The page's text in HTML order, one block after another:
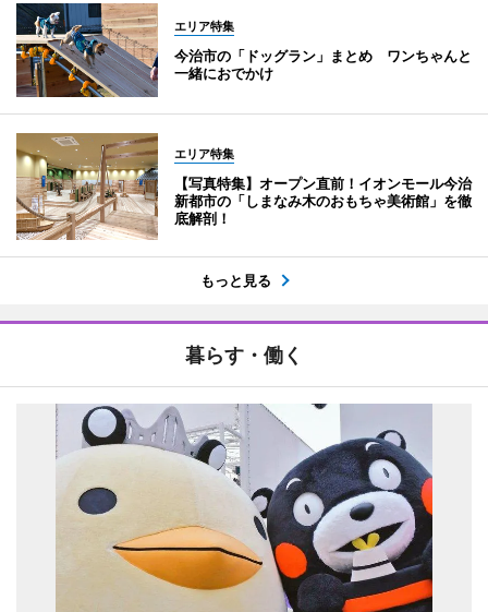
エリア特集
今治市の「ドッグラン」まとめ ワンちゃんと
一緒におでかけ
エリア特集
【写真特集】オープン直前！イオンモール今治
新都市の「しまなみ木のおもちゃ美術館」を徹
底解剖！
もっと見る
暮らす・働く